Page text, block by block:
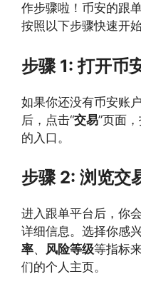
作步骤啦！币安的跟
按照以下步骤快速开始
步骤 1: 打开币
如果你还没有币安账
后，点击“交易”页面
的入口。
步骤 2: 浏览交
进入跟单平台后，你
详细信息。选择你感
率、 风险等级等指标
们的个人主页。